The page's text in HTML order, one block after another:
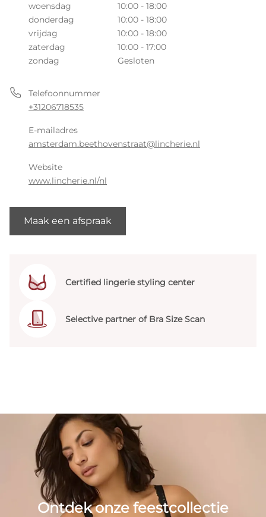
woensdag
10:00 - 18:00
donderdag
10:00 - 18:00
vrijdag
10:00 - 18:00
zaterdag
10:00 - 17:00
zondag
Gesloten
Telefoonnummer
+31206718535
E-mailadres
amsterdam.beethovenstraat@lincherie.nl
Website
www.lincherie.nl/nl
Maak een afspraak
Certified lingerie styling center
Selective partner of Bra Size Scan
Ontdek onze feestcollectie